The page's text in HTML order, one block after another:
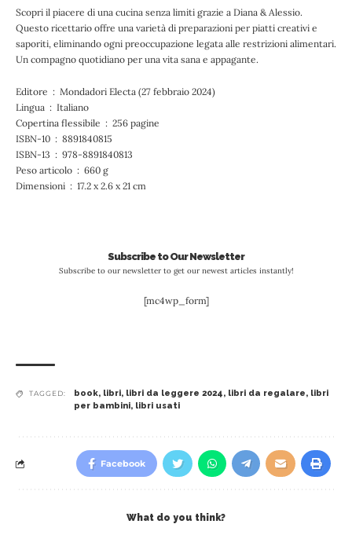
Scopri il piacere di una cucina senza limiti grazie a Diana & Alessio.
Questo ricettario offre una varietà di preparazioni per piatti creativi e
saporiti, eliminando ogni preoccupazione legata alle restrizioni alimentari.
Un compagno quotidiano per una vita sana e appagante.
Editore ‏ : ‎ Mondadori Electa (27 febbraio 2024)
Lingua ‏ : ‎ Italiano
Copertina flessibile ‏ : ‎ 256 pagine
ISBN-10 ‏ : ‎ 8891840815
ISBN-13 ‏ : ‎ 978-8891840813
Peso articolo ‏ : ‎ 660 g
Dimensioni ‏ : ‎ 17.2 x 2.6 x 21 cm
Subscribe to Our Newsletter
Subscribe to our newsletter to get our newest articles instantly!
[mc4wp_form]
TAGGED: book, libri, libri da leggere 2024, libri da regalare, libri
per bambini, libri usati
Facebook
What do you think?